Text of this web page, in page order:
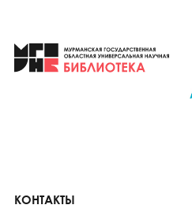
КОНТАКТЫ